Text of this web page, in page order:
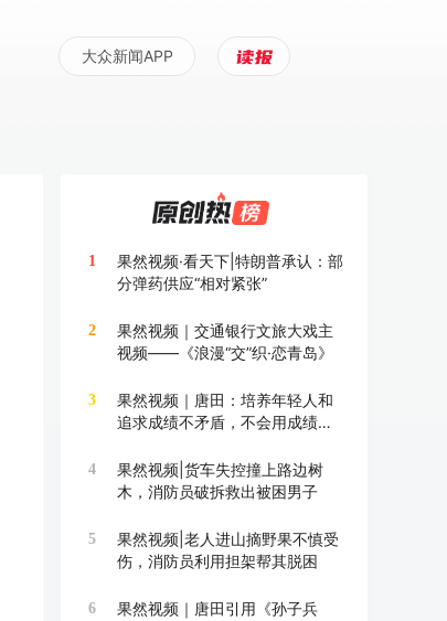
大众新闻APP
1
果然视频·看天下|特朗普承认：部
分弹药供应“相对紧张”
2
果然视频｜交通银行文旅大戏主
视频——《浪漫“交”织·恋青岛》
3
果然视频｜唐田：培养年轻人和
追求成绩不矛盾，不会用成绩换
4
果然视频|货车失控撞上路边树
木，消防员破拆救出被困男子
5
果然视频|老人进山摘野果不慎受
伤，消防员利用担架帮其脱困
6
果然视频｜唐田引用《孙子兵